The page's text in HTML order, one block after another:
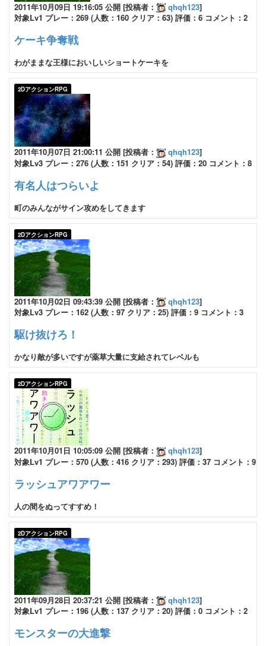
2011年10月09日 19:16:05 公開 [投稿者： qhqh123]
対象Lv1 プレー：269 (人数：160 クリア：63) 評価：6 コメント：2
ケーキ争奪戦
わがままな王様においしいショートケーキを
2DアクションRPG
2011年10月07日 21:00:11 公開 [投稿者： qhqh123]
対象Lv3 プレー：276 (人数：151 クリア：54) 評価：20 コメント：8
有名人はつらいよ
町のみんながサイン攻めをしてきます
2DアクションRPG
2011年10月02日 09:43:39 公開 [投稿者： qhqh123]
対象Lv3 プレー：162 (人数：97 クリア：25) 評価：9 コメント：3
駆け抜けろ！
かなり敵が多いですが薬草大量に支給されてレベルも
2DアクションRPG
2011年10月01日 10:05:09 公開 [投稿者： qhqh123]
対象Lv1 プレー：570 (人数：416 クリア：293) 評価：37 コメント：9
ラッシュアワアワー
人の間をぬってすすめ！
2DアクションRPG
2011年09月28日 20:37:21 公開 [投稿者： qhqh123]
対象Lv1 プレー：196 (人数：137 クリア：20) 評価：0 コメント：2
モンスターの大進撃